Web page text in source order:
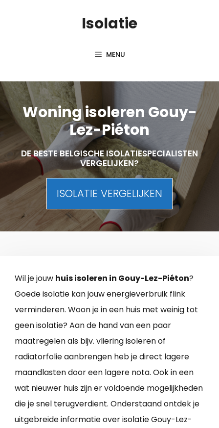
Isolatie
MENU
Woning isoleren Gouy-
Lez-Piéton
DE BESTE BELGISCHE ISOLATIESPECIALISTEN
VERGELIJKEN?
ISOLATIE VERGELIJKEN
Wil je jouw huis isoleren in Gouy-Lez-Piéton?
Goede isolatie kan jouw energieverbruik flink
verminderen. Woon je in een huis met weinig tot
geen isolatie? Aan de hand van een paar
maatregelen als bijv. vliering isoleren of
radiatorfolie aanbrengen heb je direct lagere
maandlasten door een lagere nota. Ook in een
wat nieuwer huis zijn er voldoende mogelijkheden
die je snel terugverdient. Onderstaand ontdek je
uitgebreide informatie over isolatie Gouy-Lez-